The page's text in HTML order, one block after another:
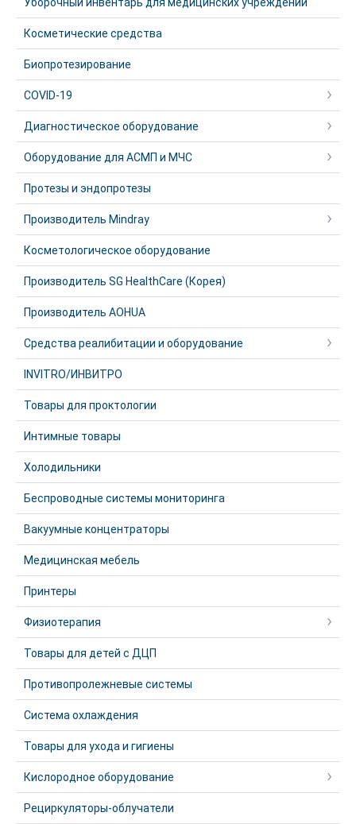
Косметические средства
Биопротезирование
COVID-19
Диагностическое оборудование
Оборудование для АСМП и МЧС
Протезы и эндопротезы
Производитель Mindray
Косметологическое оборудование
Производитель SG HealthCare (Корея)
Производитель AOHUA
Средства реалибитации и оборудование
INVITRO/ИНВИТРО
Товары для проктологии
Интимные товары
Холодильники
Беспроводные системы мониторинга
Вакуумные концентраторы
Медицинская мебель
Принтеры
Физиотерапия
Товары для детей с ДЦП
Противопролежневые системы
Система охлаждения
Товары для ухода и гигиены
Кислородное оборудование
Рециркуляторы-облучатели